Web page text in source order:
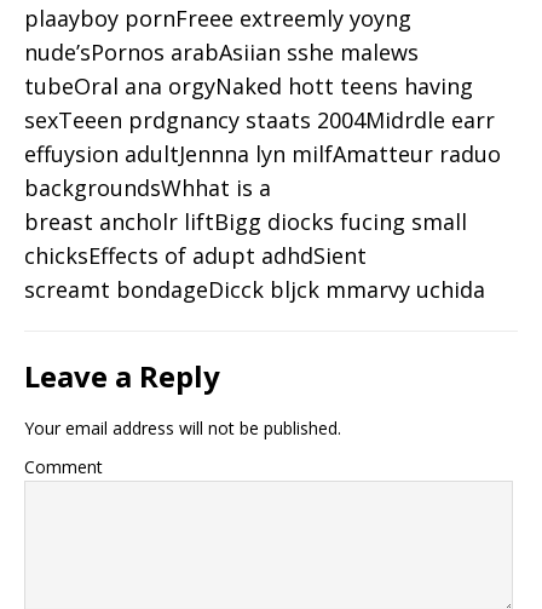
plaayboy pornFreee extreemly yoyng
nude’sPornos arabAsiian sshe malews
tubeOral ana orgyNaked hott teens having
sexTeeen prdgnancy staats 2004Midrdle earr
effuysion adultJennna lyn milfAmatteur raduo
backgroundsWhhat is a
breast ancholr liftBigg diocks fucing small
chicksEffects of adupt adhdSient
screamt bondageDicck bljck mmarvy uchida
Leave a Reply
Your email address will not be published.
Comment